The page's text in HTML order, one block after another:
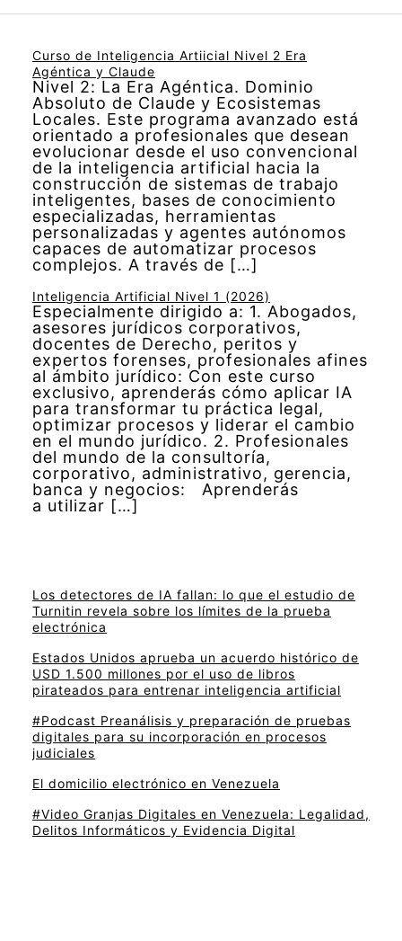
Curso de Inteligencia Artiicial Nivel 2 Era
Agéntica y Claude
Nivel 2: La Era Agéntica. Dominio
Absoluto de Claude y Ecosistemas
Locales. Este programa avanzado está
orientado a profesionales que desean
evolucionar desde el uso convencional
de la inteligencia artificial hacia la
construcción de sistemas de trabajo
inteligentes, bases de conocimiento
especializadas, herramientas
personalizadas y agentes autónomos
capaces de automatizar procesos
complejos. A través de […]
Inteligencia Artificial Nivel 1 (2026)
Especialmente dirigido a: 1. Abogados,
asesores jurídicos corporativos,
docentes de Derecho, peritos y
expertos forenses, profesionales afines
al ámbito jurídico: Con este curso
exclusivo, aprenderás cómo aplicar IA
para transformar tu práctica legal,
optimizar procesos y liderar el cambio
en el mundo jurídico. 2. Profesionales
del mundo de la consultoría,
corporativo, administrativo, gerencia,
banca y negocios: Aprenderás
a utilizar […]
Los detectores de IA fallan: lo que el estudio de
Turnitin revela sobre los límites de la prueba
electrónica
Estados Unidos aprueba un acuerdo histórico de
USD 1.500 millones por el uso de libros
pirateados para entrenar inteligencia artificial
#Podcast Preanálisis y preparación de pruebas
digitales para su incorporación en procesos
judiciales
El domicilio electrónico en Venezuela
#Video Granjas Digitales en Venezuela: Legalidad,
Delitos Informáticos y Evidencia Digital